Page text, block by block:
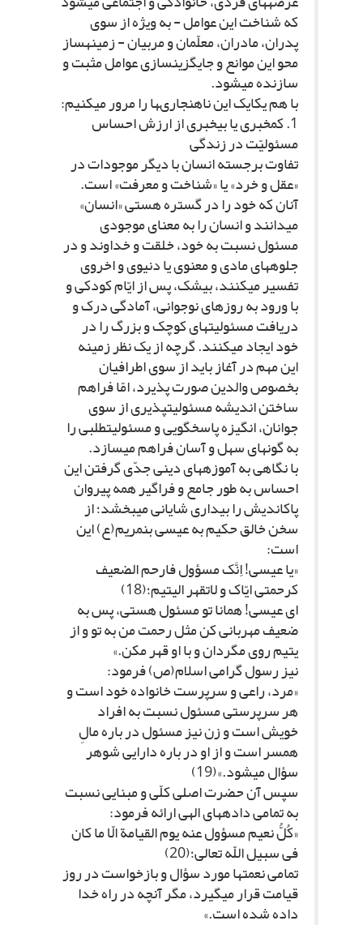
که شناخت این عوامل - به ویژه از سوى
پدران، مادران، معلّمان و مربیان - زمینه‏ساز
محو این موانع و جایگزین‏سازى عوامل مثبت و
سازنده مى‏شود.
با هم یکایک این ناهنجارى‏ها را مرور مى‏کنیم:
1. کم‏خبرى یا بى‏خبرى از ارزش احساس
مسئولیّت در زندگى
تفاوت برجسته انسان با دیگر موجودات در
«عقل و خرد» یا «شناخت و معرفت» است.
آنان که خود را در گستره هستى «انسان»
مى‏دانند و انسان را به معناى موجودى
مسئول نسبت به خود، خلقت و خداوند و در
جلوه‏هاى مادى و معنوى یا دنیوى و اخروى
تفسیر مى‏کنند، بى‏شک، پس از ایّام کودکى و
با ورود به روزهاى نوجوانى، آمادگى درک و
دریافت مسئولیت‏هاى کوچک و بزرگ را در
خود ایجاد مى‏کنند. گرچه از یک نظر زمینه
این مهم در آغاز باید از سوى اطرافیان
بخصوص والدین صورت پذیرد، امّا فراهم
ساختن اندیشه مسئولیت‏پذیرى از سوى
جوانان، انگیزه پاسخگویى و مسئولیت‏طلبى را
به گونه‏اى سهل و آسان فراهم مى‏سازد.
با نگاهى به آموزه‏هاى دینى جدّى گرفتن این
احساس به طور جامع و فراگیر همه پیروان
پاک‏اندیش را بیدارى شایانى مى‏بخشد؛ از
سخن خالق حکیم به عیسى بن‏مریم(ع) این
است:
«یا عیسى! اِنَّک مسؤول فارحم الضعیف
کرحمتى ایّاک و لاتقهر الیتیم؛(18)
اى عیسى! همانا تو مسئول هستى، پس به
ضعیف مهربانى کن مثل رحمت من به تو و از
یتیم روى مگردان و با او قهر مکن.»
نیز رسول گرامى اسلام(ص) فرمود:
«مرد، راعى و سرپرست خانواده خود است و
هر سرپرستى مسئول نسبت به افراد
خویش است و زن نیز مسئول در باره مالِ
همسر است و از او در باره دارایى شوهر
سؤال مى‏شود.»(19)
سپس آن حضرت اصلى کلّى و مبنایى نسبت
به تمامى داده‏هاى الهى ارائه فرمود:
«کُلُّ نعیم مسؤول عنه یوم القیامة الّا ما کان
فى سبیل اللّه تعالى؛(20)
تمامى نعمت‏ها مورد سؤال و بازخواست در روز
قیامت قرار مى‏گیرد، مگر آنچه در راه خدا
داده شده است.»